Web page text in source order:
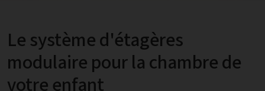
Le système d'étagères
modulaire pour la chambre de
votre enfant